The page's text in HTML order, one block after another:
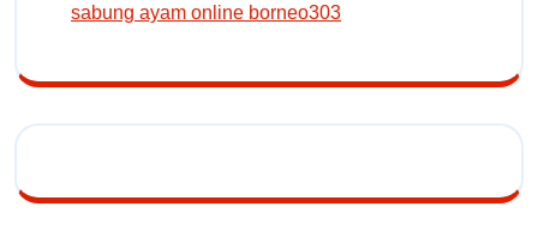
sabung ayam online borneo303